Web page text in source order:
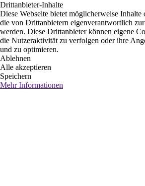
Drittanbieter-Inhalte
Diese Webseite bietet möglicherweise Inhalte
die von Drittanbietern eigenverantwortlich
werden. Diese Drittanbieter können eigene
die Nutzeraktivität zu verfolgen oder ihre
und zu optimieren.
Ablehnen
Alle akzeptieren
Speichern
Mehr Informationen